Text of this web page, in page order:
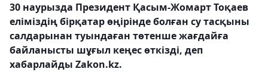
30 наурызда Президент Қасым-Жомарт Тоқаев
еліміздің бірқатар өңірінде болған су тасқыны
салдарынан туындаған төтенше жағдайға
байланысты шұғыл кеңес өткізді, деп
хабарлайды Zakon.kz.